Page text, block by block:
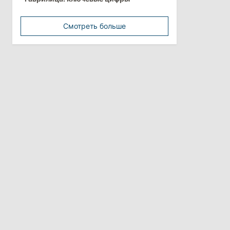
минимальной зарплатой
Политика
Анна Ревенко уходит с поста главы
Смотреть больше